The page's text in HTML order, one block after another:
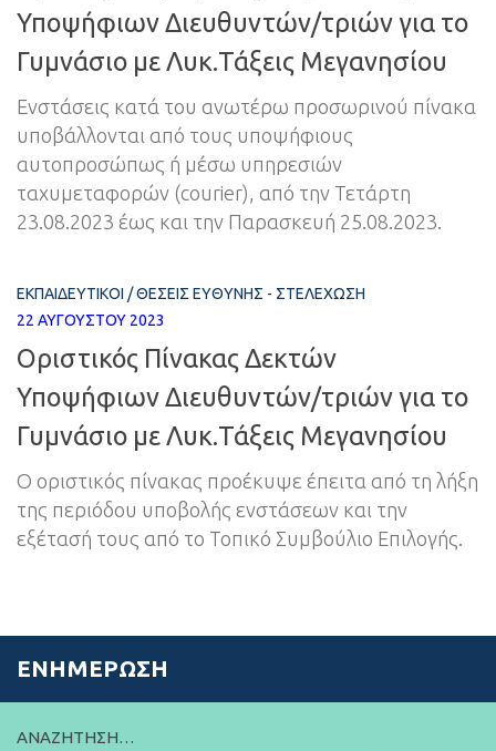
Υποψήφιων Διευθυντών/τριών για το
Γυμνάσιο με Λυκ.Τάξεις Μεγανησίου
Ενστάσεις κατά του ανωτέρω προσωρινού πίνακα
υποβάλλονται από τους υποψήφιους
αυτοπροσώπως ή μέσω υπηρεσιών
ταχυμεταφορών (courier), από την Τετάρτη
23.08.2023 έως και την Παρασκευή 25.08.2023.
ΕΚΠΑΙΔΕΥΤΙΚΟΊ /ΘΈΣΕΙΣ ΕΥΘΎΝΗΣ - ΣΤΕΛΈΧΩΣΗ
22 ΑΥΓΟΎΣΤΟΥ 2023
Οριστικός Πίνακας Δεκτών
Υποψήφιων Διευθυντών/τριών για το
Γυμνάσιο με Λυκ.Τάξεις Μεγανησίου
Ο οριστικός πίνακας προέκυψε έπειτα από τη λήξη
της περιόδου υποβολής ενστάσεων και την
εξέτασή τους από το Τοπικό Συμβούλιο Επιλογής.
ΕΝΗΜΈΡΩΣΗ
ΑΝΑΖΉΤΗΣΗ…